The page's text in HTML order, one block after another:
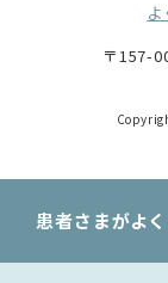
〒157-
患者さまがよ